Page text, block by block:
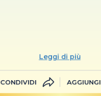
Leggi di più
CONDIVIDI AGGIUNGI